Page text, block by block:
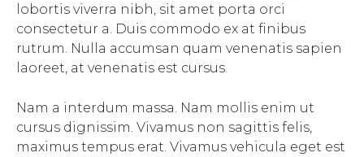
lobortis viverra nibh, sit amet porta orci
consectetur a. Duis commodo ex at finibus
rutrum. Nulla accumsan quam venenatis sapien
laoreet, at venenatis est cursus.
Nam a interdum massa. Nam mollis enim ut
cursus dignissim. Vivamus non sagittis felis,
maximus tempus erat. Vivamus vehicula eget est